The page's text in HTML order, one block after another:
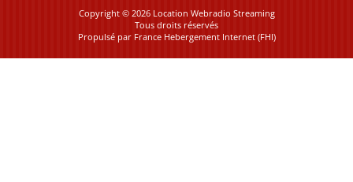
Copyright © 2026 Location Webradio Streaming
Tous droits réservés
Propulsé par France Hebergement Internet (FHI)